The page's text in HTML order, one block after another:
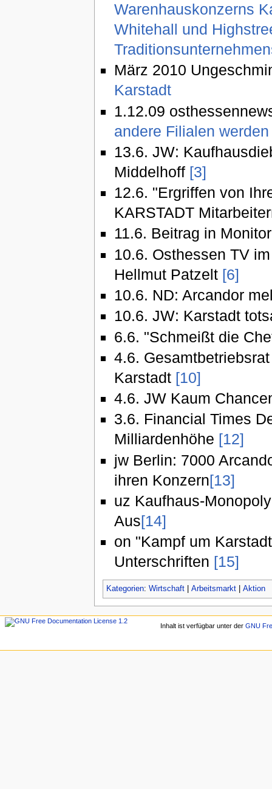
Warenhauskonzerns
Whitehall und
März 2010
Karstadt
1.12.09
andere Filialen
13.6. JW:
Middelhoff [3]
12.6. "Ergriffen von
KARSTADT
11.6. Beitrag in
10.6. Osthessen TV
Hellmut Patzelt [6]
10.6. ND: Arcandor
10.6. JW: Karstadt
6.6. "Schmeißt die
4.6.
Karstadt [10]
4.6. JW Kaum
3.6. Financial Times
Milliardenhöhe [12]
jw Berlin: 7000
ihren Konzern[13]
uz Kaufhaus-
Aus[14]
on "Kampf um
Unterschriften [15]
Kategorien: Wirtschaft| Arbeitsmarkt| Aktion
Inhalt ist verfügbar unter der GNU